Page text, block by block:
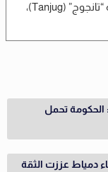
وتلفزيون صربيا، ووكالة الأنباء الصربية الرسمية “تانجوج” (Tanjug)،
الحكومة تحمل
دمياط عززت الثقة